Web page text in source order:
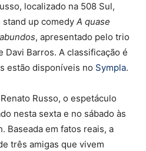
localizado na 508 Sul,
up comedy A quase
, apresentado pelo trio
Davi Barros. A classificação é
estão disponíveis no Sympla.
Russo, o espetáculo
nesta sexta e no sábado às
Baseada em fatos reais, a
três amigas que vivem